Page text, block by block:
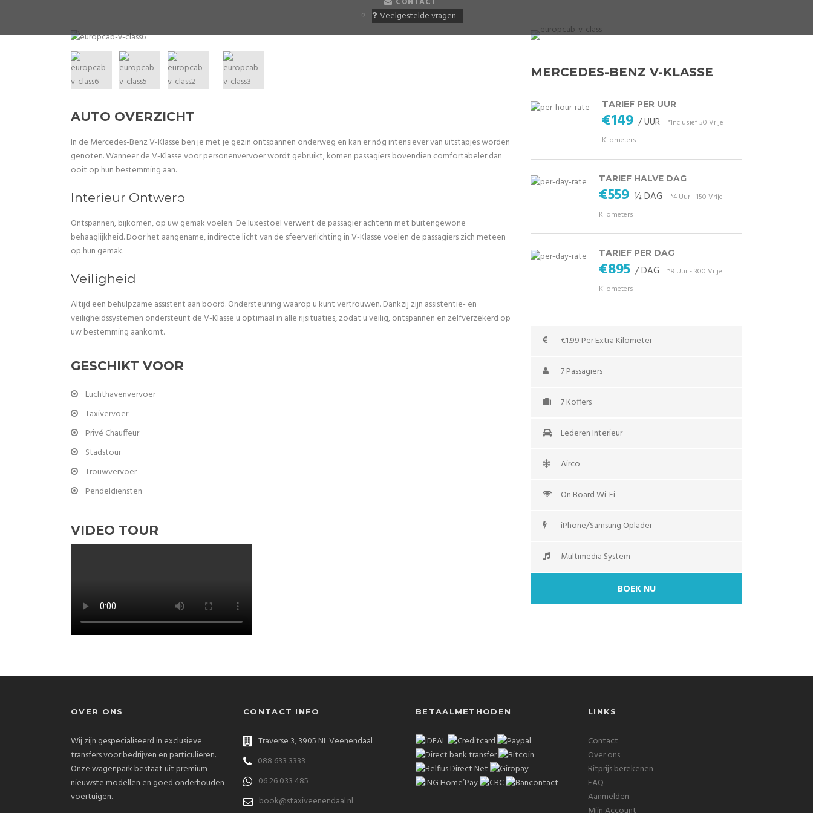
Veelgestelde vragen
MERCEDES-BENZ V-KLASSE
TARIEF PER UUR
€149 / UUR
*Inclusief 50 Vrije
Kilometers
TARIEF HALVE DAG
€559 ½ DAG
*4 Uur - 150 Vrije
Kilometers
TARIEF PER DAG
€895 / DAG
*8 Uur - 300 Vrije
Kilometers
€1.99 Per Extra Kilometer
7 Passagiers
7 Koffers
Lederen Interieur
Airco
On Board Wi-Fi
iPhone/Samsung Oplader
Multimedia System
BOEK NU
AUTO OVERZICHT
In de Mercedes-Benz V-Klasse ben je met je gezin ontspannen onderweg en kan er nóg intensiever van uitstapjes worden
genoten. Wanneer de V-Klasse voor personenvervoer wordt gebruikt, komen passagiers bovendien comfortabeler dan
ooit op hun bestemming aan.
Interieur Ontwerp
Ontspannen, bijkomen, op uw gemak voelen: De luxestoel verwent de passagier achterin met buitengewone
behaaglijkheid. Door het aangename, indirecte licht van de sfeerverlichting in V-Klasse voelen de passagiers zich meteen
op hun gemak.
Veiligheid
Altijd een behulpzame assistent aan boord. Ondersteuning waarop u kunt vertrouwen. Dankzij zijn assistentie- en
veiligheidssystemen ondersteunt de V-Klasse u optimaal in alle rijsituaties, zodat u veilig, ontspannen en zelfverzekerd op
uw bestemming aankomt.
GESCHIKT VOOR
Luchthavenvervoer
Taxivervoer
Privé Chauffeur
Stadstour
Trouwvervoer
Pendeldiensten
VIDEO TOUR
OVER ONS
Wij zijn gespecialiseerd in exclusieve
transfers voor bedrijven en particulieren.
Onze wagenpark bestaat uit premium
nieuwste modellen en goed onderhouden
voertuigen.
CONTACT INFO
Traverse 3, 3905 NL Veenendaal
088 633 3333
06 26 033 485
book@staxiveenendaal.nl
BETAALMETHODEN LINKS
Contact
Over ons
Ritprijs berekenen
FAQ
Aanmelden